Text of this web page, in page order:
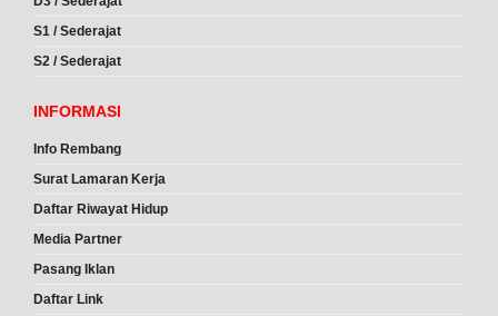
S1 / Sederajat
S2 / Sederajat
INFORMASI
Info Rembang
Surat Lamaran Kerja
Daftar Riwayat Hidup
Media Partner
Pasang Iklan
Daftar Link